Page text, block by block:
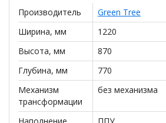
Нагрузка на диван: 150 кг
Упаковка:Количество пакетов 1
20,3 кг Объем 1,01 м. куб.
*Дополнительную информацию о
Производитель
Green Tree
Ширина, мм
1220
Высота, мм
870
Глубина, мм
770
Механизм
трансформации
без механизма